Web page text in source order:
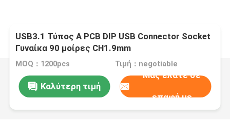
USB3.1 Τύπος Α PCB DIP USB Connector Socket
Γυναίκα 90 μοίρες CH1.9mm
MOQ：1200pcs Τιμή：negotiable
Καλύτερη τιμή
Μας ελάτε σε
επαφή με